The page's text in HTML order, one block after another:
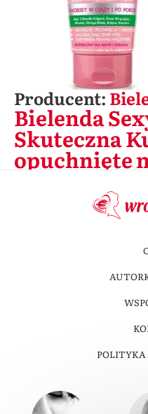
Producent:
Bielenda
Skuteczna
opuchnięte
POLITYKA